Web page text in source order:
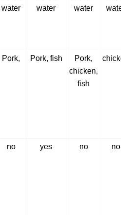
water
water
water
water
Pork, Pork, fish
Pork,
chicken,
fish
chicken
no yes no no